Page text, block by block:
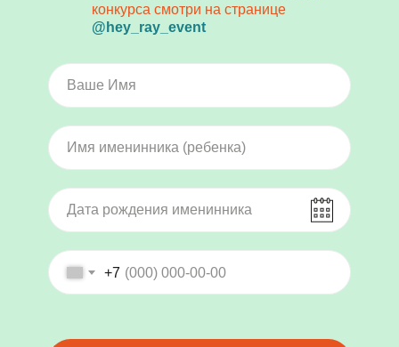
конкурса смотри на странице
@hey_ray_event
+7